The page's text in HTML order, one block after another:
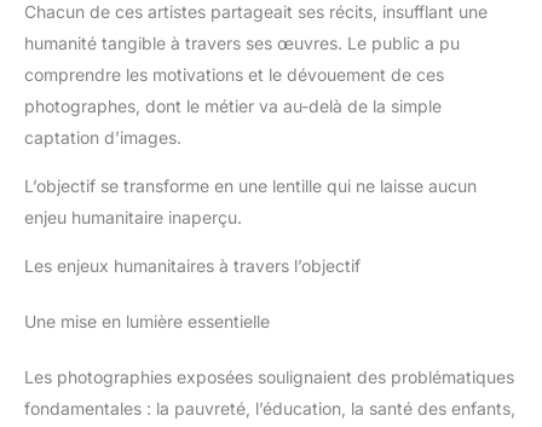
Chacun de ces artistes partageait ses récits, insufflant une
humanité tangible à travers ses œuvres. Le public a pu
comprendre les motivations et le dévouement de ces
photographes, dont le métier va au-delà de la simple
captation d’images.
L’objectif se transforme en une lentille qui ne laisse aucun
enjeu humanitaire inaperçu.
Les enjeux humanitaires à travers l’objectif
Une mise en lumière essentielle
Les photographies exposées soulignaient des problématiques
fondamentales : la pauvreté, l’éducation, la santé des enfants,